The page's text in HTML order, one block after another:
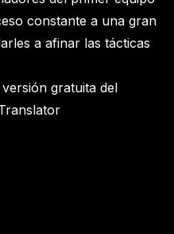
constante a una gran
a afinar las tácticas
gratuita del